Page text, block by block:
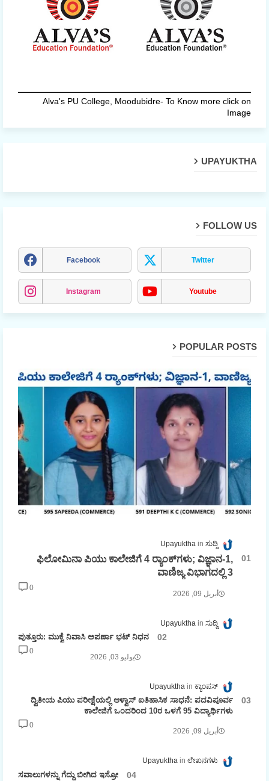
Alva's PU College, Moodubidre- To Know more click on
Image
UPAYUKTHA
FOLLOW US
Facebook Twitter
Instagram Youtube
POPULAR POSTS
Upayuktha ಸುದ್ದಿ
ಫಿಲೋಮಿನಾ ಪಿಯು ಕಾಲೇಜಿಗೆ 4 ರ್‍ಯಾಂಕ್‌ಗಳು; ವಿಜ್ಞಾನ-1,
ವಾಣಿಜ್ಯ ವಿಭಾಗದಲ್ಲಿ 3
أبريل 09, 2026
0
Upayuktha ಸುದ್ದಿ
ಪುತ್ತೂರು: ಮುಕ್ವೆ ನಿವಾಸಿ ಅಪರ್ಣಾ ಭಟ್ ನಿಧನ
يوليو 03, 2026
0
Upayuktha ಕ್ಯಾಂಪಸ್
ದ್ವಿತೀಯ ಪಿಯು ಪರೀಕ್ಷೆಯಲ್ಲಿ ಆಳ್ವಾಸ್ ಐತಿಹಾಸಿಕ ಸಾಧನೆ: ಪದವಿಪೂರ್ವ
ಕಾಲೇಜಿಗೆ ಒಂದರಿಂದ 10ರ ಒಳಗೆ 95 ವಿದ್ಯಾರ್ಥಿಗಳು
أبريل 09, 2026
0
Upayuktha ಲೇಖನಗಳು
ಸವಾಲುಗಳನ್ನು ಗೆದ್ದು ಬೀಗಿದ ಇಸ್ರೋ